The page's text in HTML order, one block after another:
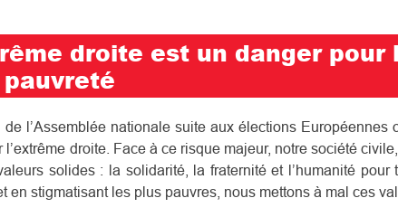
droite est un danger
l’Assemblée nationale suite aux élections Européennes
l’extrême droite. Face à ce risque majeur, notre société
solides : la solidarité, la fraternité et l’humanité
en stigmatisant les plus pauvres, nous mettons à mal ces